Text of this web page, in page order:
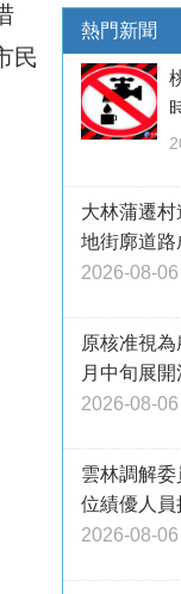
民
熱門新聞
大林蒲遷
地街廓道路
2026-08-
原核准視
月中旬展
2026-08-
雲林調解
位績優人員
2026-08-